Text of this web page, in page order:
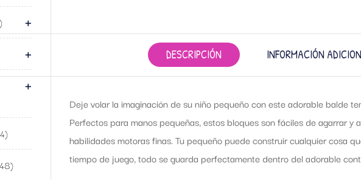
+
+
+
DESCRIPCIÓN INFORMACIÓN
Deje volar la imaginación de su niño pequeño con este adorable balde
Perfectos para manos pequeñas, estos bloques son fáciles de agarrar
habilidades motoras finas. Tu pequeño puede construir cualquier cosa
tiempo de juego, todo se guarda perfectamente dentro del adorable